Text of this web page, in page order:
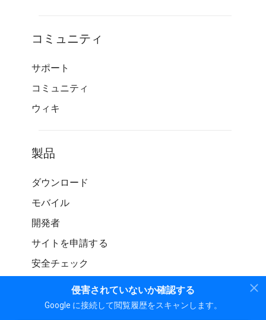
侵害されていないか確認する
Google に接続して閲覧履歴をスキャンします。
コミュニティ
サポート
コミュニティ
ウィキ
製品
ダウンロード
モバイル
開発者
サイトを申請する
安全チェック